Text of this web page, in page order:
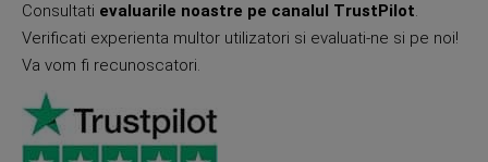
Consultati evaluarile noastre pe canalul TrustPilot.
Verificati experienta multor utilizatori si evaluati-ne si pe noi!
Va vom fi recunoscatori.